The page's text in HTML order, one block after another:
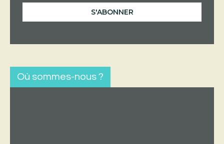
Où sommes-nous ?